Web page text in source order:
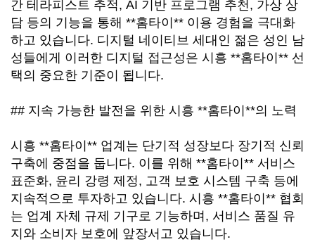
간 테라피스트 추적, AI 기반 프로그램 추천, 가상 상
담 등의 기능을 통해 **홈타이** 이용 경험을 극대화
하고 있습니다. 디지털 네이티브 세대인 젊은 성인 남
성들에게 이러한 디지털 접근성은 시흥 **홈타이** 선
택의 중요한 기준이 됩니다.
## 지속 가능한 발전을 위한 시흥 **홈타이**의 노력
시흥 **홈타이** 업계는 단기적 성장보다 장기적 신뢰
구축에 중점을 둡니다. 이를 위해 **홈타이** 서비스
표준화, 윤리 강령 제정, 고객 보호 시스템 구축 등에
지속적으로 투자하고 있습니다. 시흥 **홈타이** 협회
는 업계 자체 규제 기구로 기능하며, 서비스 품질 유
지와 소비자 보호에 앞장서고 있습니다.